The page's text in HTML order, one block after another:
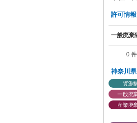
許可情
一般廃棄
0 件
神奈川
資源
一般廃
産業廃